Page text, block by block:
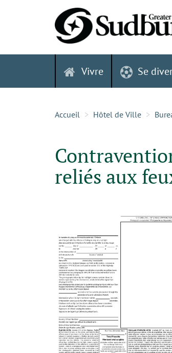
Vivre Se
Accueil Hôtel de Ville
reliés aux